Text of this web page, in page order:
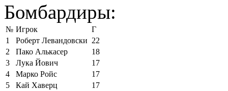
Бомбардиры:
№ Игрок
Г
1
Роберт Левандовски 22
2
Пако Алькасер
18
3
Лука Йович
17
4
Марко Ройс
17
5
Кай Хаверц
17